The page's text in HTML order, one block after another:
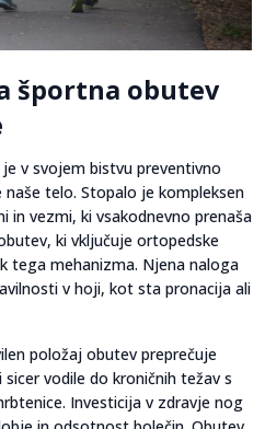
športna obutev
je v svojem bistvu preventivno
telo. Stopalo je kompleksen
in vezmi, ki vsakodnevno prenaša
ki vključuje ortopedske
tega mehanizma. Njena naloga
v hoji, kot sta pronacija ali
položaj obutev preprečuje
vodile do kroničnih težav s
Investicija v zdravje nog